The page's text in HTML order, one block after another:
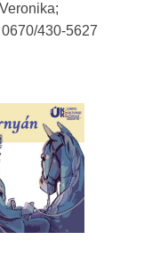
0670/430-5627